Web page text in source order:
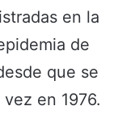
en la
de
que se
en 1976.